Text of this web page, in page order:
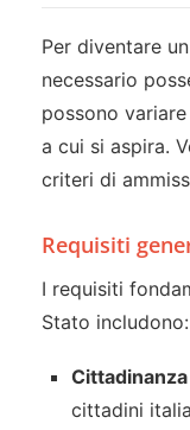
Per diventare un
necessario
possono
a cui si aspira.
criteri di
Requisiti
I requisiti
Stato includono:
cittadini